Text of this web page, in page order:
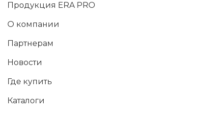
Продукция ERA PRO
О компании
Партнерам
Новости
Где купить
Каталоги